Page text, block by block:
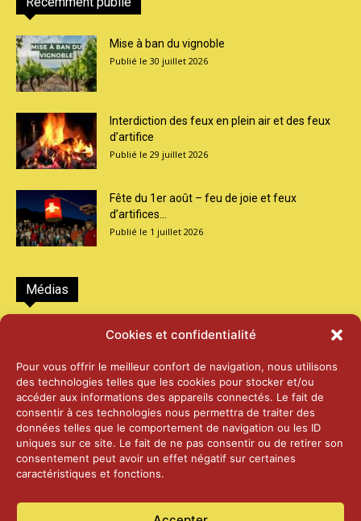
Cookies et confidentialité
Pour vous offrir le meilleur confort de navigation, nous utilisons
des technologies telles que les cookies pour stocker et/ou
accéder aux informations des appareils connectés. Le fait de
consentir à ces technologies nous permettra de traiter des
données telles que le comportement de navigation ou les ID
uniques sur ce site. Le fait de ne pas consentir ou de retirer son
consentement peut avoir un effet négatif sur certaines
caractéristiques et fonctions.
Mise à ban du vignoble
30 juillet 2026
Interdiction des feux en plein air et des feux
d’artifice
29 juillet 2026
Fête du 1er août – feu de joie et feux
d’artifices...
1 juillet 2026
Médias
2026 – Laiterie d’Orsières et Abbaye de St-
25 juin 2026
2025 – Palais Fédéral – Berne
25 juin 2026
14 janvier 2025